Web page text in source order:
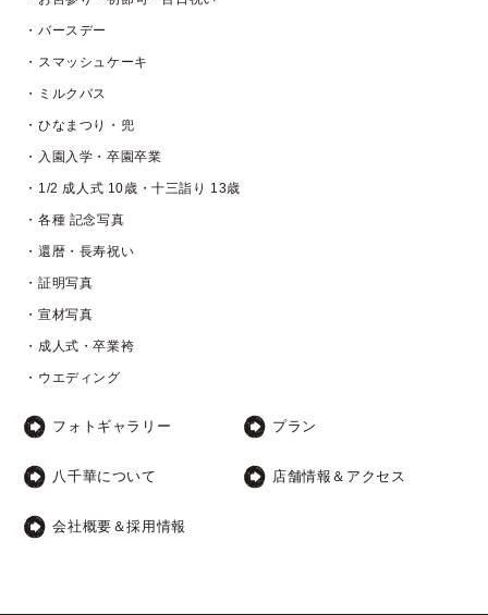
・バースデー
・スマッシュケーキ
・ミルクバス
・ひなまつり・兜
・入園入学・卒園卒業
・1/2 成人式 10歳・十三詣り 13歳
・各種 記念写真
・還暦・長寿祝い
・証明写真
・宣材写真
・成人式・卒業袴
・ウエディング
フォトギャラリー プラン
八千華について 店舗情報＆アクセス
会社概要＆採用情報